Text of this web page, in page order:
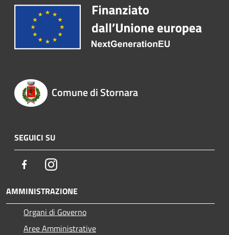
Comune di Stornara
SEGUICI SU
FacebookInstagram
AMMINISTRAZIONE
Organi di Governo
Aree Amministrative